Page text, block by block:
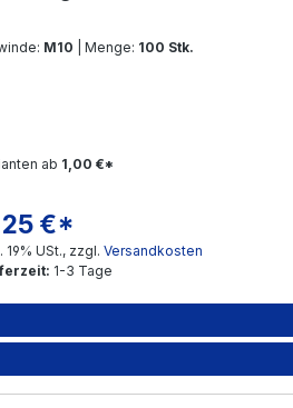
M10 | Menge: 100 Stk.
ab 1,00 €*
Preis:
€*
19% USt., zzgl. Versandkosten
1-3 Tage